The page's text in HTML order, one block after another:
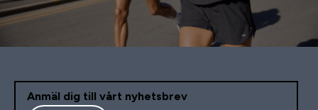
Anmäl dig till vårt nyhetsbrev